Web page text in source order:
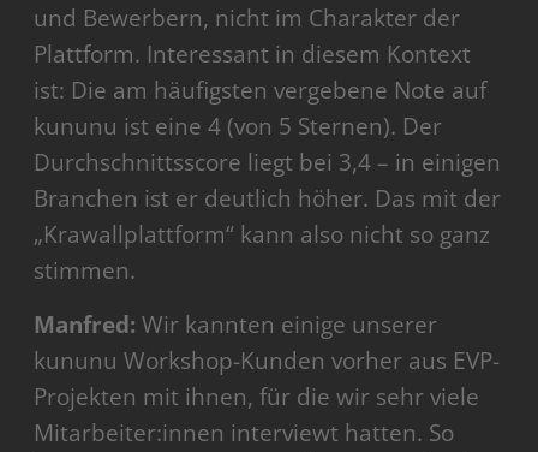
und Bewerbern, nicht im Charakter der
Plattform. Interessant in diesem Kontext
ist: Die am häufigsten vergebene Note auf
kununu ist eine 4 (von 5 Sternen). Der
Durchschnittsscore liegt bei 3,4 – in einigen
Branchen ist er deutlich höher. Das mit der
„Krawallplattform“ kann also nicht so ganz
stimmen.
Manfred: Wir kannten einige unserer
kununu Workshop-Kunden vorher aus EVP-
Projekten mit ihnen, für die wir sehr viele
Mitarbeiter:innen interviewt hatten. So